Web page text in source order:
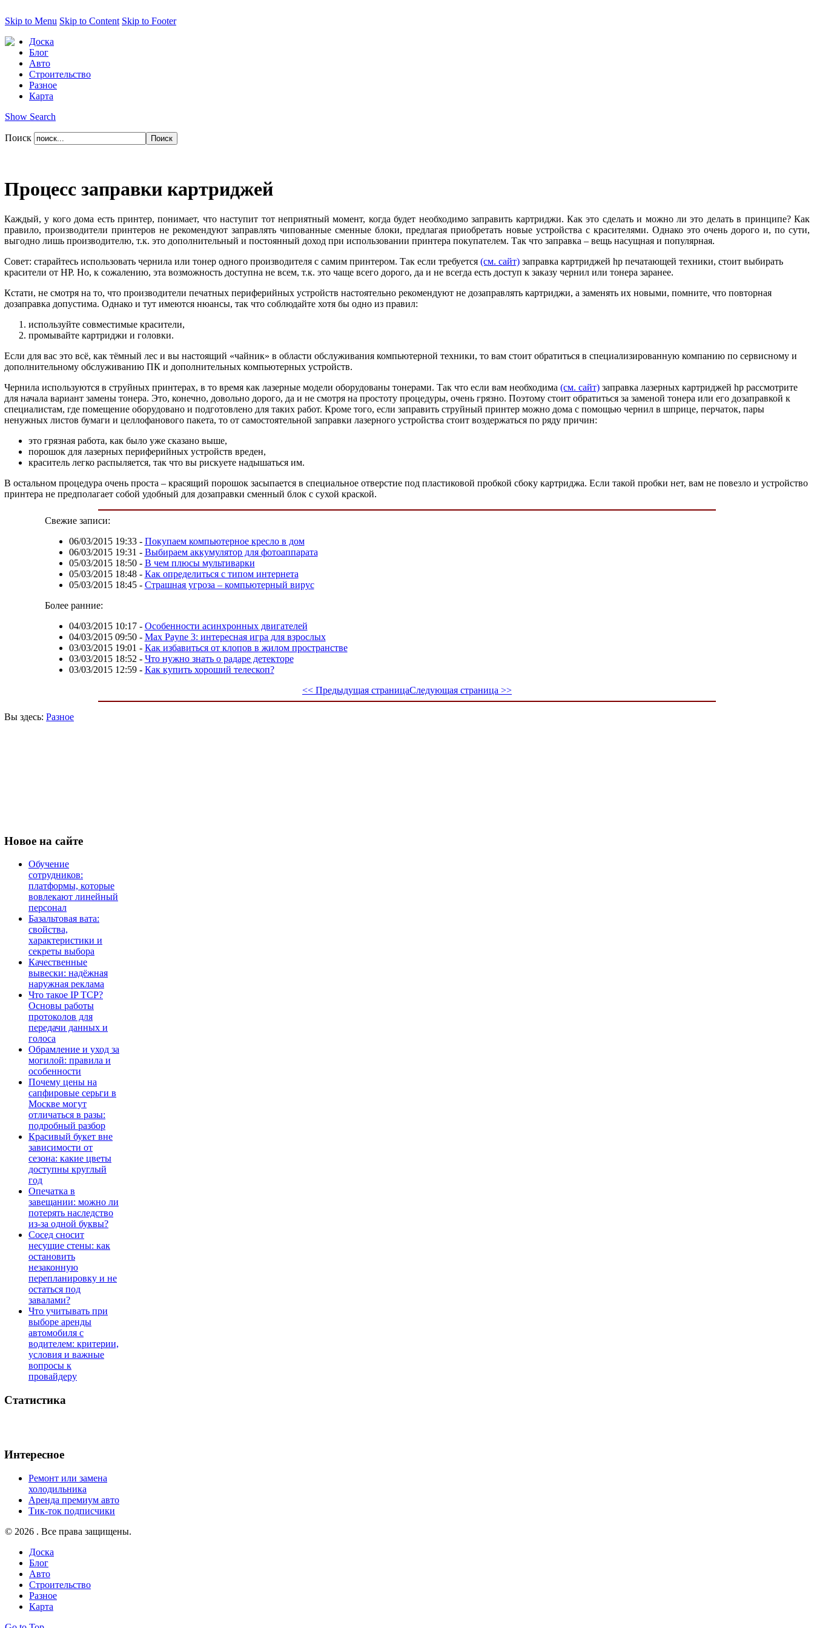
Skip to Menu Skip to Content Skip to Footer
Доска
Блог
Авто
Строительство
Разное
Карта
Show Search
Поиск
Процесс заправки картриджей
Каждый, у кого дома есть принтер, понимает, что наступит тот неприятный момент, когда будет необходимо заправить картриджи. Как это сделать и можно ли это делать в принципе? Как
правило, производители принтеров не рекомендуют заправлять чипованные сменные блоки, предлагая приобретать новые устройства с красителями. Однако это очень дорого и, по сути,
выгодно лишь производителю, т.к. это дополнительный и постоянный доход при использовании принтера покупателем. Так что заправка – вещь насущная и популярная.
Совет: старайтесь использовать чернила или тонер одного производителя с самим принтером. Так если требуется (см. сайт) заправка картриджей hp печатающей техники, стоит выбирать
красители от HP. Но, к сожалению, эта возможность доступна не всем, т.к. это чаще всего дорого, да и не всегда есть доступ к заказу чернил или тонера заранее.
Кстати, не смотря на то, что производители печатных периферийных устройств настоятельно рекомендуют не дозаправлять картриджи, а заменять их новыми, помните, что повторная
дозаправка допустима. Однако и тут имеются нюансы, так что соблюдайте хотя бы одно из правил:
используйте совместимые красители,
промывайте картриджи и головки.
Если для вас это всё, как тёмный лес и вы настоящий «чайник» в области обслуживания компьютерной техники, то вам стоит обратиться в специализированную компанию по сервисному и
дополнительному обслуживанию ПК и дополнительных компьютерных устройств.
Чернила используются в струйных принтерах, в то время как лазерные модели оборудованы тонерами. Так что если вам необходима (см. сайт) заправка лазерных картриджей hp рассмотрите
для начала вариант замены тонера. Это, конечно, довольно дорого, да и не смотря на простоту процедуры, очень грязно. Поэтому стоит обратиться за заменой тонера или его дозаправкой к
специалистам, где помещение оборудовано и подготовлено для таких работ. Кроме того, если заправить струйный принтер можно дома с помощью чернил в шприце, перчаток, пары
ненужных листов бумаги и целлофанового пакета, то от самостоятельной заправки лазерного устройства стоит воздержаться по ряду причин:
это грязная работа, как было уже сказано выше,
порошок для лазерных периферийных устройств вреден,
краситель легко распыляется, так что вы рискуете надышаться им.
В остальном процедура очень проста – красящий порошок засыпается в специальное отверстие под пластиковой пробкой сбоку картриджа. Если такой пробки нет, вам не повезло и устройство
принтера не предполагает собой удобный для дозаправки сменный блок с сухой краской.
Свежие записи:
06/03/2015 19:33- Покупаем компьютерное кресло в дом
06/03/2015 19:31 - Выбираем аккумулятор для фотоаппарата
05/03/2015 18:50- В чем плюсы мультиварки
05/03/2015 18:48- Как определиться с типом интернета
05/03/2015 18:45- Страшная угроза – компьютерный вирус
Более ранние:
04/03/2015 10:17- Особенности асинхронных двигателей
04/03/2015 09:50- Max Payne 3: интересная игра для взрослых
03/03/2015 19:01 - Как избавиться от клопов в жилом пространстве
03/03/2015 18:52 - Что нужно знать о радаре детекторе
03/03/2015 12:59- Как купить хороший телескоп?
<< Предыдущая страницаСледующая страница >>
Вы здесь: Разное
Новое на сайте
Обучение
сотрудников:
платформы, которые
вовлекают линейный
персонал
Базальтовая вата:
свойства,
характеристики и
секреты выбора
Качественные
вывески: надёжная
наружная реклама
Что такое IP TCP?
Основы работы
протоколов для
передачи данных и
голоса
Обрамление и уход за
могилой: правила и
особенности
Почему цены на
сапфировые серьги в
Москве могут
отличаться в разы:
подробный разбор
Красивый букет вне
зависимости от
сезона: какие цветы
доступны круглый
год
Опечатка в
завещании: можно ли
потерять наследство
из-за одной буквы?
Сосед сносит
несущие стены: как
остановить
незаконную
перепланировку и не
остаться под
завалами?
Что учитывать при
выборе аренды
автомобиля с
водителем: критерии,
условия и важные
вопросы к
провайдеру
Статистика
Интересное
Ремонт или замена
холодильника
Аренда премиум авто
Тик-ток подписчики
© 2026 . Все права защищены.
Доска
Блог
Авто
Строительство
Разное
Карта